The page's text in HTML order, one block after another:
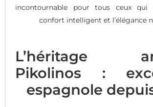
incontournable pour tous ceux qui
confort intelligent et l’élégance
L’héritage
Pikolinos :
espagnole